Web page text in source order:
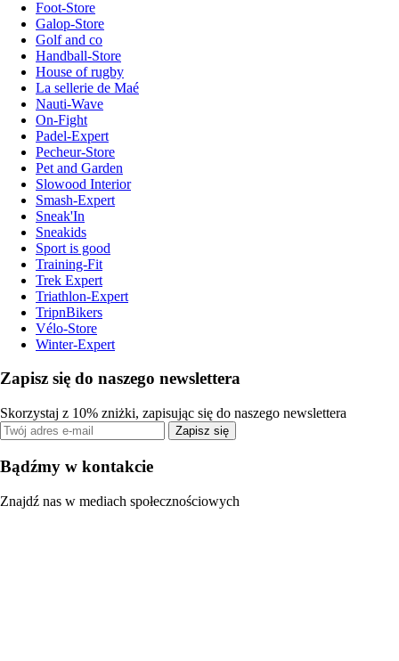
Foot-Store
Galop-Store
Golf and co
Handball-Store
House of rugby
La sellerie de Maé
Nauti-Wave
On-Fight
Padel-Expert
Pecheur-Store
Pet and Garden
Slowood Interior
Smash-Expert
Sneak'In
Sneakids
Sport is good
Training-Fit
Trek Expert
Triathlon-Expert
TripnBikers
Vélo-Store
Winter-Expert
Zapisz się do naszego newslettera
Skorzystaj z 10% zniżki, zapisując się do naszego newslettera
Zapisz się
Bądźmy w kontakcie
Znajdź nas w mediach społecznościowych